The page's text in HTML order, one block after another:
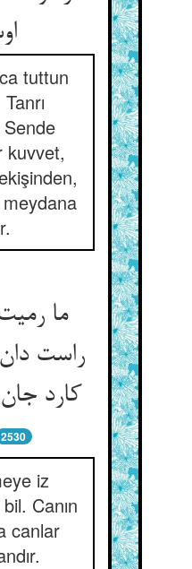
tuttun
kuvvet,
ما
راست
کارد
2530
iz
Canın
canlar